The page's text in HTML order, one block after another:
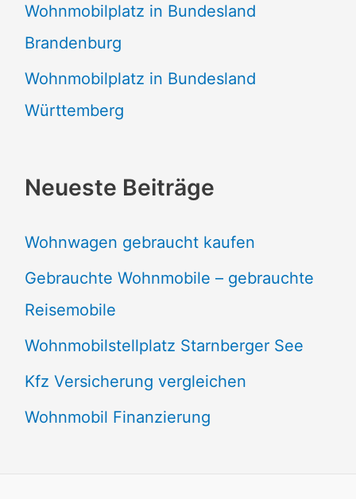
Wohnmobilplatz in Bundesland
Brandenburg
Wohnmobilplatz in Bundesland
Württemberg
Neueste Beiträge
Wohnwagen gebraucht kaufen
Gebrauchte Wohnmobile – gebrauchte
Reisemobile
Wohnmobilstellplatz Starnberger See
Kfz Versicherung vergleichen
Wohnmobil Finanzierung